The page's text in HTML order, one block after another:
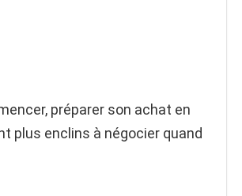
préparer son achat en
plus enclins à négocier quand